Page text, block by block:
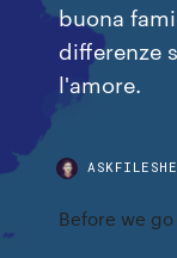
buona
differenze
l'amore.
Before we